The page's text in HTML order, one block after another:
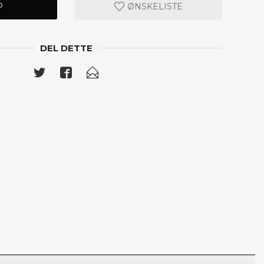
ØNSKELISTE
DEL DETTE